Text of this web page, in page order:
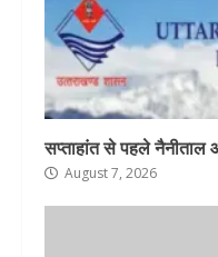
सप्ताहांत से पहले नैनीताल
August 7, 2026